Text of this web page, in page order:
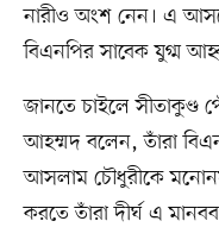
নারীও অংশ নেন। এ আসনে
বিএনপির সাবেক যুগ্ম
জানতে চাইলে সীতাকুণ্ড
আহম্মদ বলেন, তাঁরা
আসলাম চৌধুরীকে
করতে তাঁরা দীর্ঘ এ